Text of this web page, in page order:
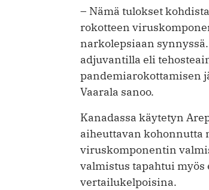
– Nämä tulokset
rokotteen
narkolepsiaan
adjuvantilla eli
pandemiarokottamisen
Vaarala sanoo.
Kanadassa käytetyn
aiheuttavan
viruskomponentin
valmistus tapahtui
vertailukelpoisina.